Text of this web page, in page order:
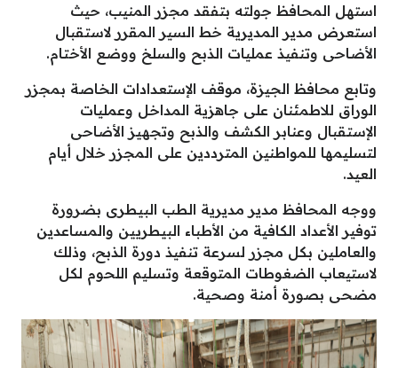
استهل المحافظ جولته بتفقد مجزر المنيب، حيث
استعرض مدير المديرية خط السير المقرر لاستقبال
الأضاحى وتنفيذ عمليات الذبح والسلخ ووضع الأختام.
وتابع محافظ الجيزة، موقف الإستعدادات الخاصة بمجزر
الوراق للاطمئنان على جاهزية المداخل وعمليات
الإستقبال وعنابر الكشف والذبح وتجهيز الأضاحى
لتسليمها للمواطنين المترددين على المجزر خلال أيام
العيد.
ووجه المحافظ مدير مديرية الطب البيطرى بضرورة
توفير الأعداد الكافية من الأطباء البيطريين والمساعدين
والعاملين بكل مجزر لسرعة تنفيذ دورة الذبح، وذلك
لاستيعاب الضغوطات المتوقعة وتسليم اللحوم لكل
مضحى بصورة أمنة وصحية.